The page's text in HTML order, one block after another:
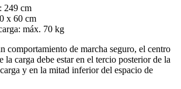
249 cm
x 60 cm
máx. 70 kg
comportamiento de marcha seguro, el centro
la carga debe estar en el tercio posterior de la
y en la mitad inferior del espacio de